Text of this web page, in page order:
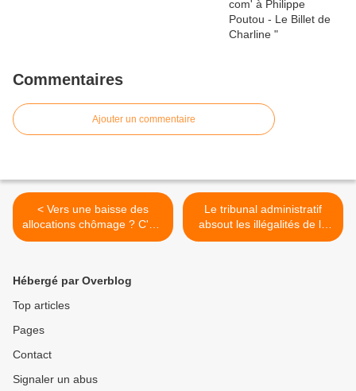
Commentaires
Ajouter un commentaire
< Vers une baisse des
allocations chômage ? C'est
ce que recommande la
recommandation
Le tribunal administratif
absout les illégalités de la
ferme-usine des Mille
Hébergé par Overblog
Top articles
Pages
Contact
Signaler un abus